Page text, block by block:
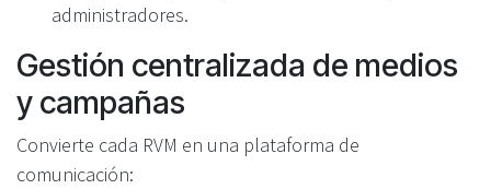
administradores.
Gestión centralizada de medios
y campañas
Convierte cada RVM en una plataforma de
comunicación: